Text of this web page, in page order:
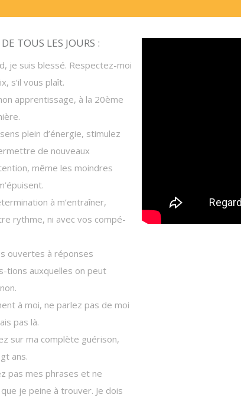
TOUS LES JOURS :
je suis blessé. Respectez-moi
s’il vous plaît.
apprentissage, à la 20ème
plein d’énergie, stimulez
de nouveaux
même les moindres
à m’entraîner,
rythme, ni avec vos compé-
ouvertes à réponses
tions auxquelles on peut
à moi, ne parlez pas de moi
pas là.
sur ma complète guérison,
ans.
pas mes phrases et ne
je peine à trouver. Je dois